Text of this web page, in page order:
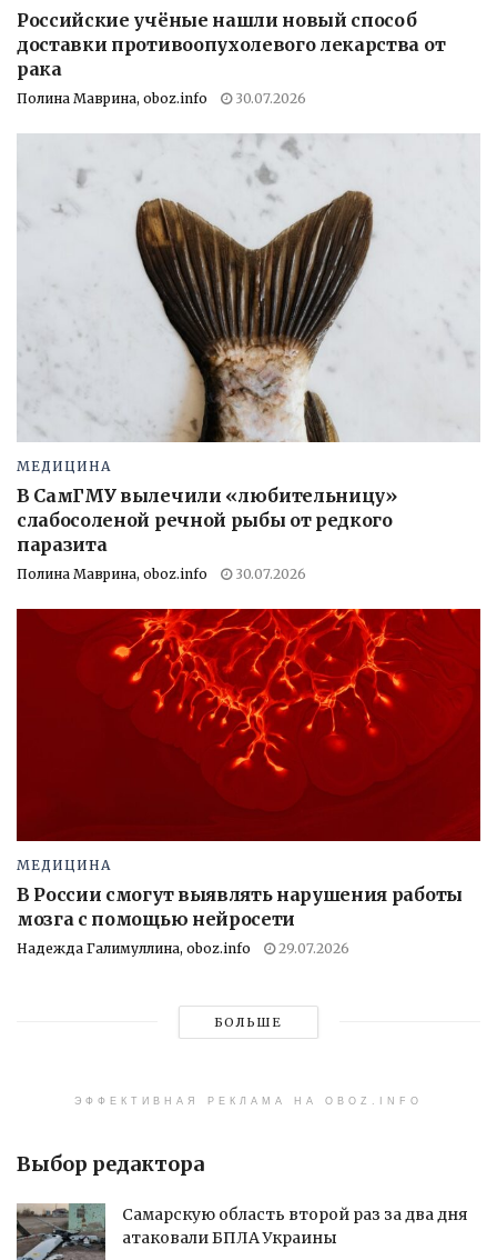
Российские учёные нашли новый способ
доставки противоопухолевого лекарства от
рака
Полина Маврина, oboz.info 30.07.2026
МЕДИЦИНА
В СамГМУ вылечили «любительницу»
слабосоленой речной рыбы от редкого
паразита
Полина Маврина, oboz.info 30.07.2026
МЕДИЦИНА
В России смогут выявлять нарушения работы
мозга с помощью нейросети
Надежда Галимуллина, oboz.info 29.07.2026
БОЛЬШЕ
ЭФФЕКТИВНАЯ РЕКЛАМА НА OBOZ.INFO
Выбор редактора
Самарскую область второй раз за два дня
атаковали БПЛА Украины